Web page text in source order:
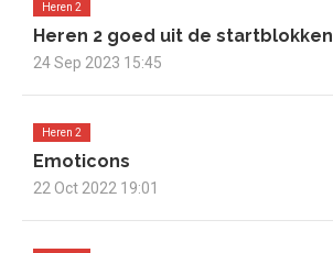
Heren 2
Heren 2 goed uit de startblokken
24 Sep 2023 15:45
Heren 2
Emoticons
22 Oct 2022 19:01